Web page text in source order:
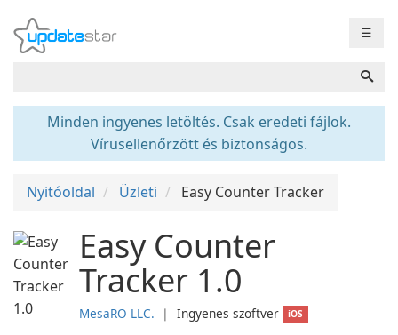
☰
Minden ingyenes letöltés. Csak eredeti fájlok.
Vírusellenőrzött és biztonságos.
Nyitóoldal Üzleti Easy Counter Tracker
Easy Counter
Tracker 1.0
MesaRO LLC. ❘ Ingyenes szoftver iOS